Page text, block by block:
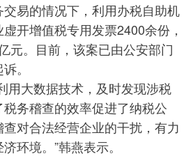
易的情况下，利用办税自助机
开增值税专用发票2400余份，
元。目前，该案已由公安部门
。
大数据技术，及时发现涉税
务稽查的效率促进了纳税公
对合法经营企业的干扰，有力
环境。”韩燕表示。